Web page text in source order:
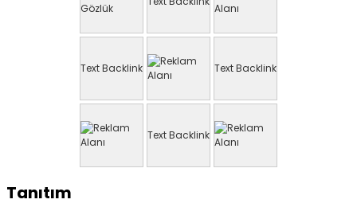
Text Backlink Text Backlink
Text Backlink
Tanıtım